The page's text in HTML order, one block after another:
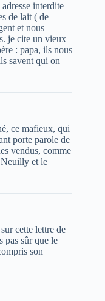
interdite
de lait ( de
et nous
je cite un vieux
: papa, ils nous
savent qui on
ce mafieux, qui
porte parole de
vendus, comme
Neuilly et le
cette lettre de
pas sûr que le
son